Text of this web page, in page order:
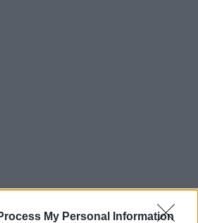
My Personal Information